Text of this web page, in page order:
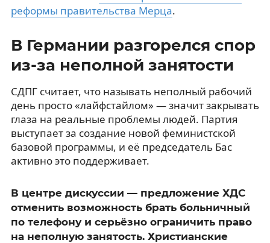
реформы правительства Мерца.
В Германии разгорелся спор
из-за неполной занятости
СДПГ считает, что называть неполный рабочий
день просто «лайфстайлом» — значит закрывать
глаза на реальные проблемы людей. Партия
выступает за создание новой феминистской
базовой программы, и её председатель Бас
активно это поддерживает.
В центре дискуссии — предложение ХДС
отменить возможность брать больничный
по телефону и серьёзно ограничить право
на неполную занятость. Христианские